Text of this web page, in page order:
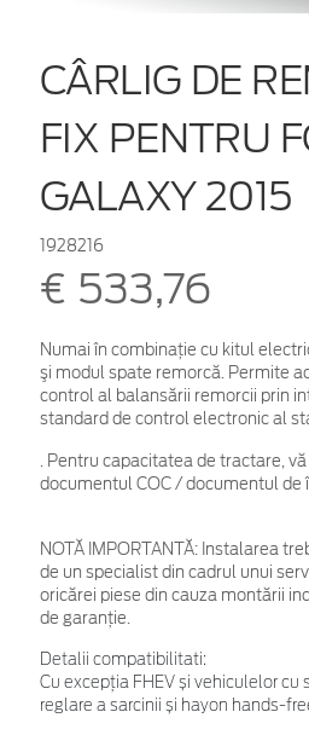
CÂRLIG DE
FIX PENTRU
GALAXY 2015
1928216
€ 533,76
Numai în combinaţie cu kitul
şi modul spate remorcă. Permite
control al balansării remorcii prin
standard de control electronic al
. Pentru capacitatea de tractare,
documentul COC / documentul de
NOTĂ IMPORTANTĂ: Instalarea
de un specialist din cadrul unui
oricărei piese din cauza montării
de garanţie.
Detalii compatibilitati:
Cu excepţia FHEV și vehiculelor
reglare a sarcinii și hayon hands-